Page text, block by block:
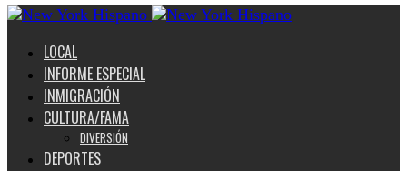
LOCAL
INFORME ESPECIAL
INMIGRACIÓN
CULTURA/FAMA
DIVERSIÓN
DEPORTES